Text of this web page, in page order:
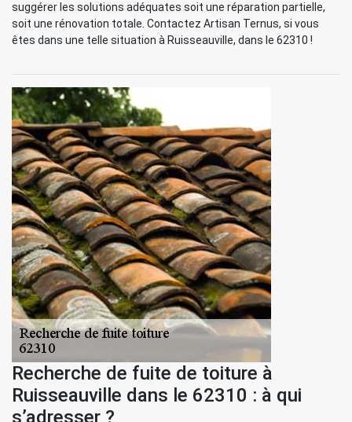
suggérer les solutions adéquates soit une réparation partielle,
soit une rénovation totale. Contactez Artisan Ternus, si vous
êtes dans une telle situation à Ruisseauville, dans le 62310 !
Recherche de fuite de toiture à
Ruisseauville dans le 62310 : à qui
s’adresser ?